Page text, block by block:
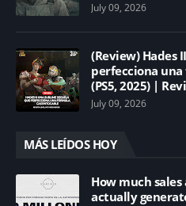
July 09, 2026
(Review) Hades
perfecciona
(PS5, 2025) |
July 09, 2026
MÁS LEÍDOS HOY
How much
actually